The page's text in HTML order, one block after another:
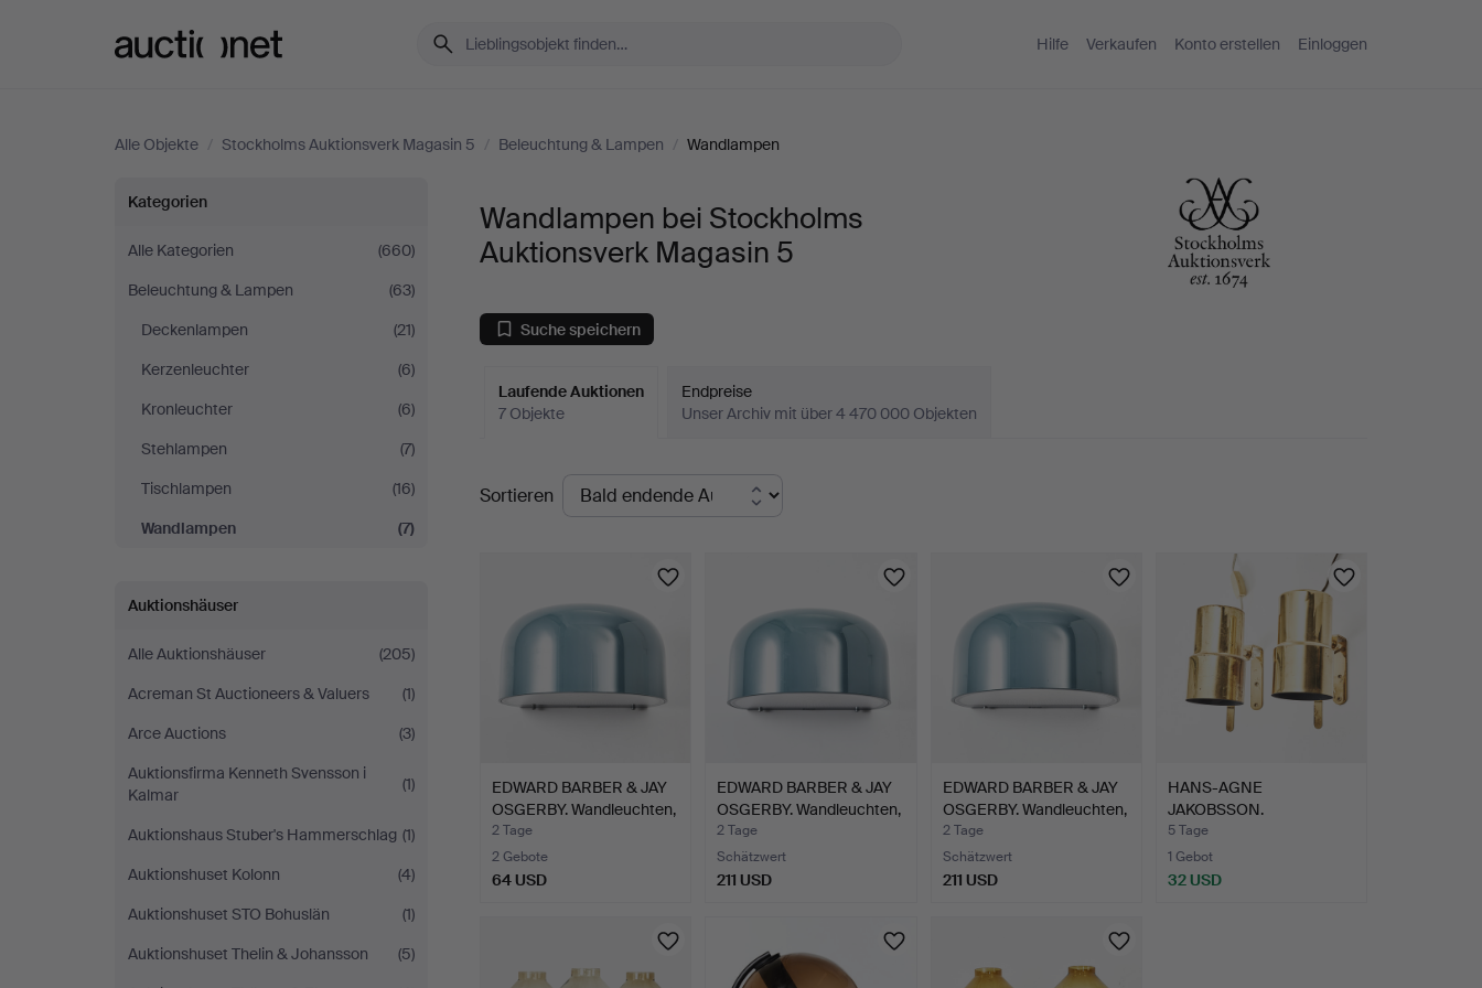
Hilfe Verkaufen Konto erstellen Einloggen
Alle Objekte / Stockholms Auktionsverk Magasin 5 / Beleuchtung & Lampen / Wandlampen
Wandlampen
bei
Stockholms
Auktionsverk
Magasin
Kategorien
Alle Kategorien
(660)
Beleuchtung & Lampen
(63)
Deckenlampen
(21)
Kerzenleuchter
(6)
Kronleuchter
(6)
Stehlampen
(7)
Tischlampen
(16)
Wandlampen
(7)
Auktionshäuser
Alle Auktionshäuser
(205)
Acreman St Auctioneers & Valuers
(1)
Arce Auctions
(3)
Auktionsfirma Kenneth Svensson i
Kalmar
(1)
Auktionshaus Stuber's Hammerschlag (1)
Auktionshuset Kolonn
(4)
Auktionshuset STO Bohuslän
(1)
Auktionshuset Thelin & Johansson
(5)
Wandlampen bei Stockholms
Auktionsverk Magasin 5
Suche speichern
Laufende Auktionen
7 Objekte
Endpreise
Unser Archiv mit über 4 470 000 Objekten
Laufende
Auktionen
Sortieren
EDWARD BARBER & JAY
OSGERBY. Wandleuchten,
…
2 Tage
2 Gebote
64 USD
EDWARD BARBER & JAY
OSGERBY. Wandleuchten,
…
2 Tage
Schätzwert
211 USD
EDWARD BARBER & JAY
OSGERBY. Wandleuchten,
…
2 Tage
Schätzwert
211 USD
HANS-AGNE
JAKOBSSON.
Wandlampen, 1 Paar, M…
5 Tage
1 Gebot
32 USD